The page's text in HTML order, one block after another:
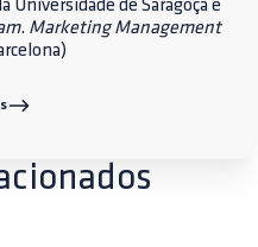
Universidade de Saragoça e
. Marketing Management